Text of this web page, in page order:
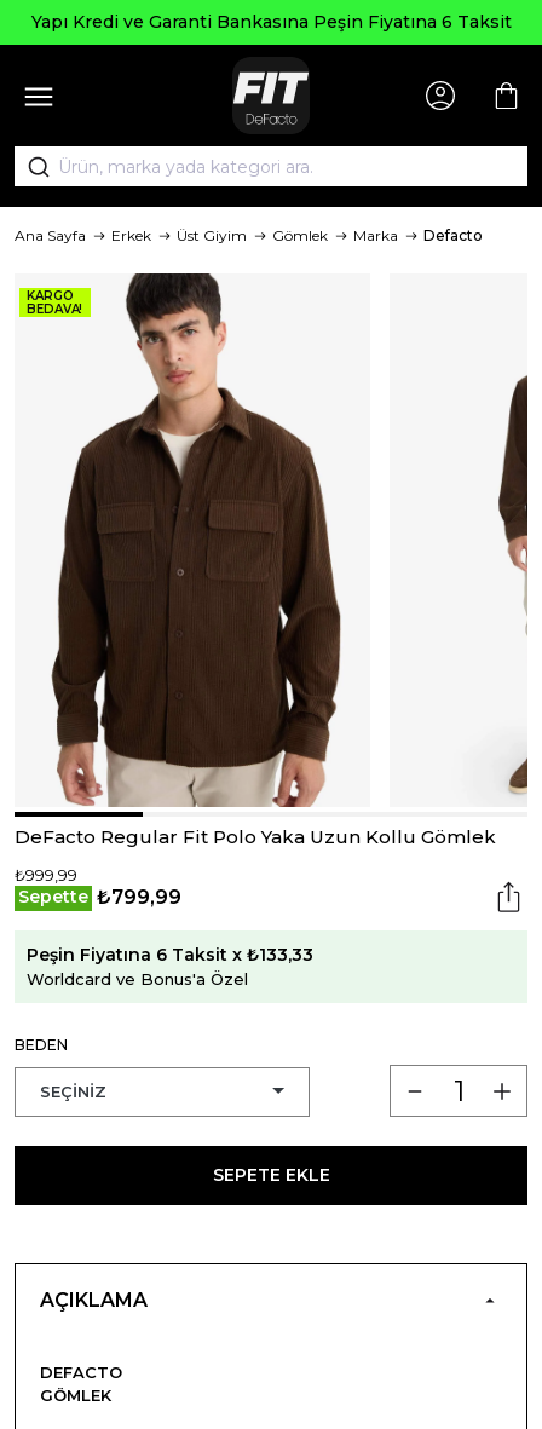
Yapı Kredi ve Garanti Bankasına Peşin Fiyatına 6 Taksit
Ana Sayfa Erkek Üst Giyim Gömlek Marka Defacto
KARGO
BEDAVA!
DeFacto Regular Fit Polo Yaka Uzun Kollu Gömlek
₺999,99
Sepette ₺799,99
Peşin Fiyatına 6 Taksit x ₺133,33
Worldcard ve Bonus'a Özel
BEDEN
SEPETE EKLE
AÇIKLAMA
DEFACTO
GÖMLEK